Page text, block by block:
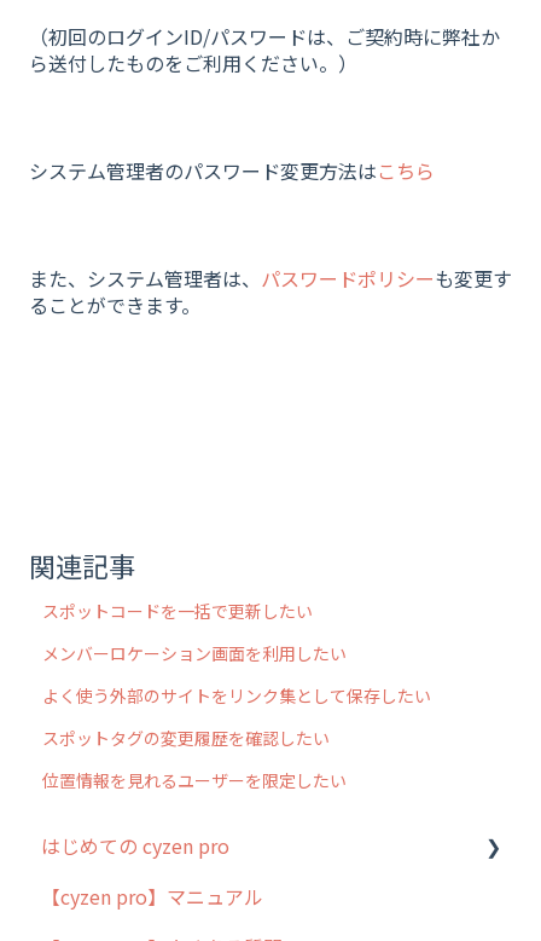
（初回のログインID/パスワードは、ご契約時に弊社か
ら送付したものをご利用ください。）
システム管理者のパスワード変更方法はこちら
また、システム管理者は、 パスワードポリシーも変更す
ることができます。
関連記事
スポットコードを一括で更新したい
メンバーロケーション画面を利用したい
よく使う外部のサイトをリンク集として保存したい
スポットタグの変更履歴を確認したい
位置情報を見れるユーザーを限定したい
はじめての cyzen pro
cyzen pro とは？
【cyzen pro】マニュアル